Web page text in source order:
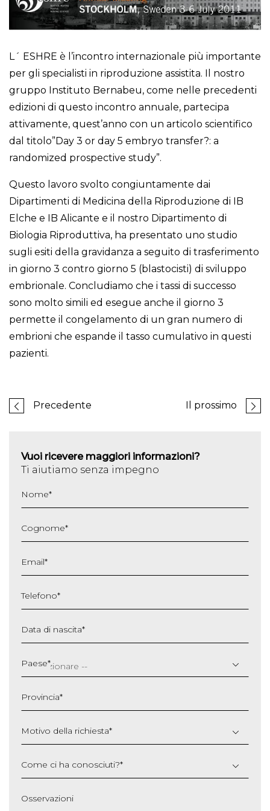
L´ ESHRE è l’incontro internazionale più importante
per gli specialisti in riproduzione assistita. Il nostro
gruppo Instituto Bernabeu, come nelle precedenti
edizioni di questo incontro annuale, partecipa
attivamente, quest’anno con un articolo scientifico
dal titolo”Day 3 or day 5 embryo transfer?: a
randomized prospective study”.
Questo lavoro svolto congiuntamente dai
Dipartimenti di Medicina della Riproduzione di IB
Elche e IB Alicante e il nostro Dipartimento di
Biologia Riproduttiva, ha presentato uno studio
sugli esiti della gravidanza a seguito di trasferimento
in giorno 3 contro giorno 5 (blastocisti) di sviluppo
embrionale. Concludiamo che i tassi di successo
sono molto simili ed esegue anche il giorno 3
permette il congelamento di un gran numero di
embrioni che espande il tasso cumulativo in questi
pazienti.
Precedente Il prossimo
Vuoi ricevere maggiori informazioni?
Ti aiutiamo senza impegno
Nome*
Cognome*
Email*
Telefono*
Data di nascita*
slash
MM
AAAA
Paese*
Provincia*
Motivo della richiesta*
Come ci ha conosciuti?*
Osservazioni